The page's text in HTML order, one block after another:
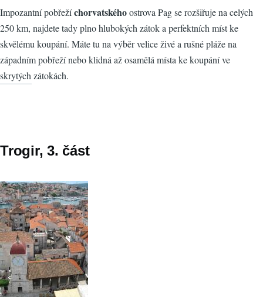
Impozantní pobřežíchorvatskéhoostrova Pag se rozšiřuje na celých
250 km, najdete tady plno hlubokých zátok a perfektních míst ke
skvělému koupání. Máte tu na výběr velice živé a rušné pláže na
západním pobřeží nebo klidná až osamělá místa ke koupání ve
skrytých zátokách.
Trogir, 3. část